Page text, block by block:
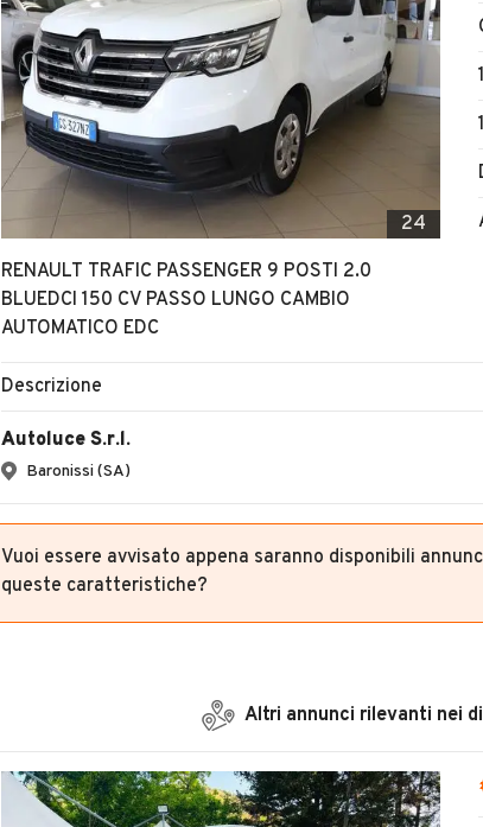
24
RENAULT TRAFIC PASSENGER 9 POSTI 2.0
BLUEDCI 150 CV PASSO LUNGO CAMBIO
AUTOMATICO EDC
Descrizione
Autoluce S.r.l.
Baronissi (SA)
Vuoi essere avvisato appena saranno disponibili
queste caratteristiche?
Altri annunci rilevanti nei